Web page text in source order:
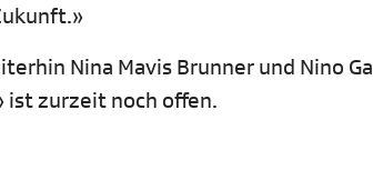
Nina Mavis Brunner und Nino
ist zurzeit noch offen.